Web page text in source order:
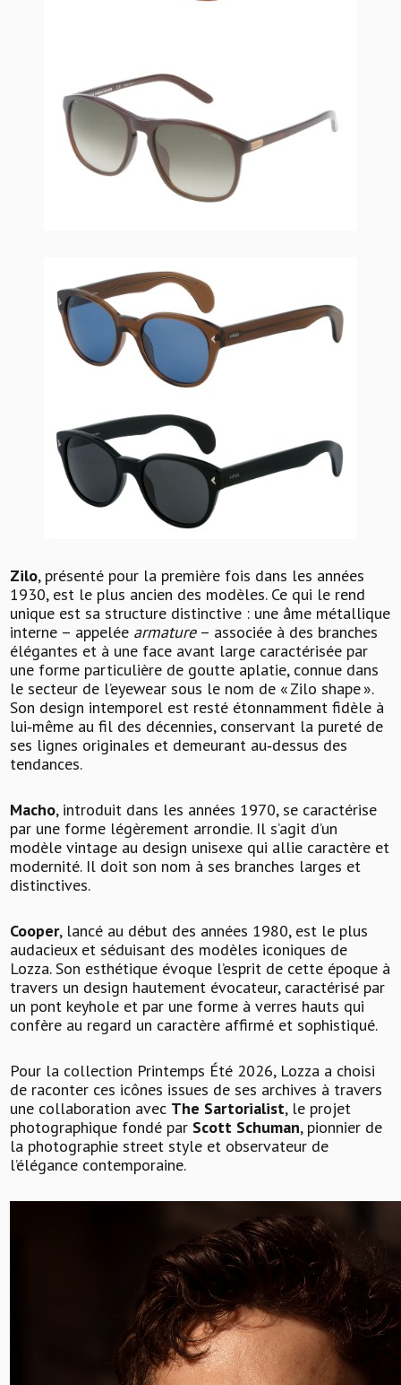
Zilo, présenté pour la première fois dans les années
1930, est le plus ancien des modèles. Ce qui le rend
unique est sa structure distinctive : une âme métallique
interne – appelée armature– associée à des branches
élégantes et à une face avant large caractérisée par
une forme particulière de goutte aplatie, connue dans
le secteur de l’eyewear sous le nom de « Zilo shape ».
Son design intemporel est resté étonnamment fidèle à
lui‑même au fil des décennies, conservant la pureté de
ses lignes originales et demeurant au‑dessus des
tendances.
Macho, introduit dans les années 1970, se caractérise
par une forme légèrement arrondie. Il s’agit d’un
modèle vintage au design unisexe qui allie caractère et
modernité. Il doit son nom à ses branches larges et
distinctives.
Cooper, lancé au début des années 1980, est le plus
audacieux et séduisant des modèles iconiques de
Lozza. Son esthétique évoque l’esprit de cette époque à
travers un design hautement évocateur, caractérisé par
un pont keyhole et par une forme à verres hauts qui
confère au regard un caractère affirmé et sophistiqué.
Pour la collection Printemps Été 2026, Lozza a choisi
de raconter ces icônes issues de ses archives à travers
une collaboration avec The Sartorialist, le projet
photographique fondé par Scott Schuman, pionnier de
la photographie street style et observateur de
l’élégance contemporaine.